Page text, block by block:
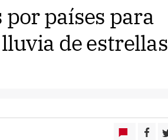
por países para
de estrellas